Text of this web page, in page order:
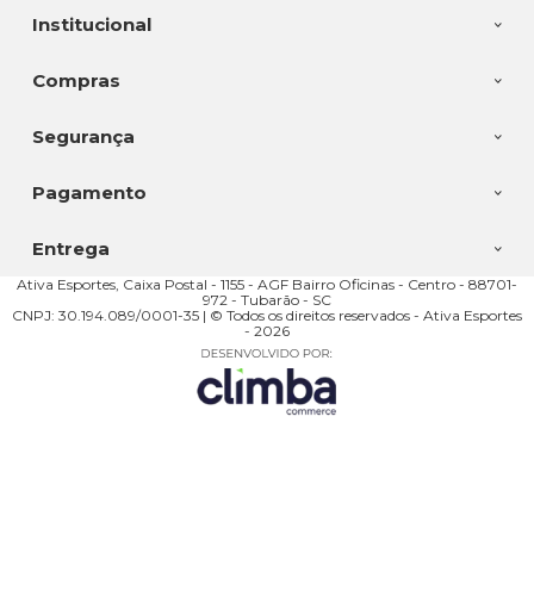
Institucional
Compras
Segurança
Pagamento
Entrega
Ativa Esportes, Caixa Postal - 1155 - AGF Bairro Oficinas - Centro - 88701-
972 - Tubarão - SC
CNPJ: 30.194.089/0001-35 | © Todos os direitos reservados - Ativa Esportes
- 2026